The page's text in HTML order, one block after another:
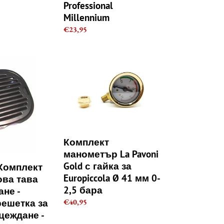
Professional
Millennium
Regular
€23,95
тава
-
за
-
Pavoni
Gold
за
Ø
41
мм
0-
2,5
Комплект
манометър La Pavoni
Gold с гайка за
Europiccola Ø 41 мм 0-
2,5 бара
Regular
€40,95